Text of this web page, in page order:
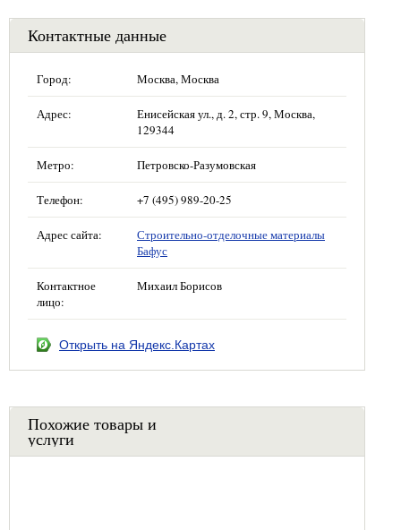
Контактные данные
Город: Москва, Москва
Адрес:
Енисейская ул., д. 2, стр. 9, Москва,
129344
Метро: Петровско-Разумовская
Телефон: +7 (495) 989-20-25
Адрес сайта:
Строительно-отделочные материалы
Бафус
Контактное
лицо:
Михаил Борисов
Открыть на Яндекс.Картах
Похожие товары и
услуги